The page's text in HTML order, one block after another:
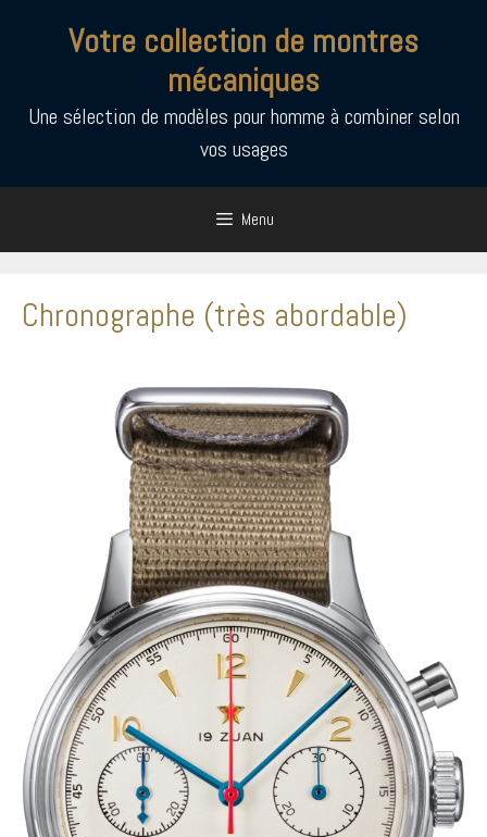
Votre collection de montres
mécaniques
Une sélection de modèles pour homme à combiner selon
vos usages
Menu
Chronographe (très abordable)